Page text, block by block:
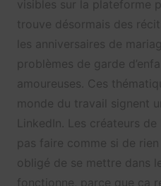
visibles sur la plateforme
trouve désormais des
les anniversaires de
problèmes de garde
amoureuses. Ces
monde du travail signent
LinkedIn. Les créateurs
pas faire comme si de rien
obligé de se mettre dans
fonctionne, parce que ça